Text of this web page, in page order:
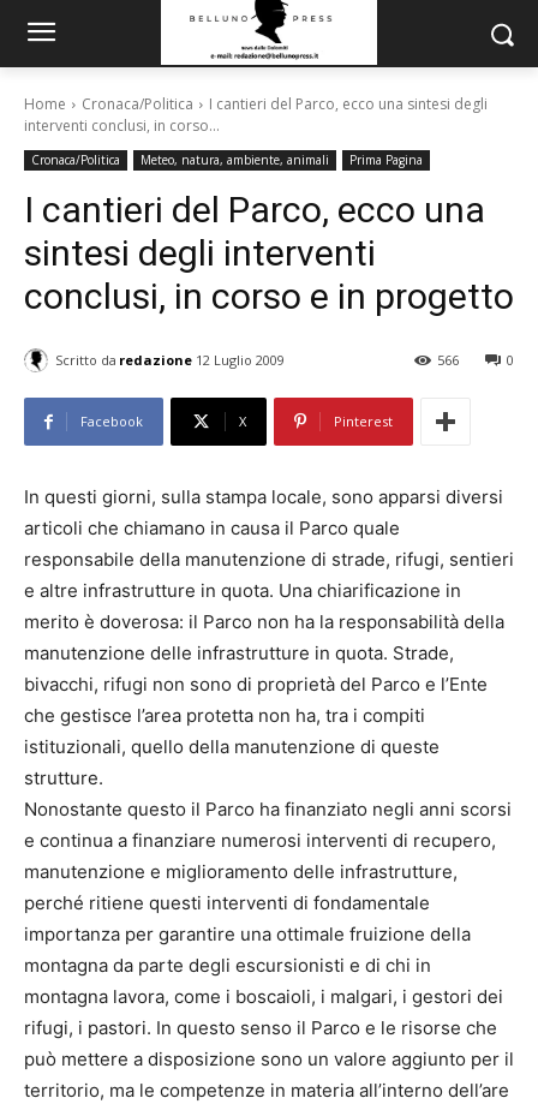
Home Cronaca/Politica
I cantieri del Parco, ecco una sintesi degli
interventi conclusi, in corso...
Cronaca/Politica Meteo, natura, ambiente, animali Prima Pagina
I cantieri del Parco, ecco una
sintesi degli interventi
conclusi, in corso e in progetto
Scritto da redazione 12 Luglio 2009 0
566
Facebook X Pinterest
In questi giorni, sulla stampa locale, sono apparsi diversi
articoli che chiamano in causa il Parco quale
responsabile della manutenzione di strade, rifugi, sentieri
e altre infrastrutture in quota. Una chiarificazione in
merito è doverosa: il Parco non ha la responsabilità della
manutenzione delle infrastrutture in quota. Strade,
bivacchi, rifugi non sono di proprietà del Parco e l’Ente
che gestisce l’area protetta non ha, tra i compiti
istituzionali, quello della manutenzione di queste
strutture.
Nonostante questo il Parco ha finanziato negli anni scorsi
e continua a finanziare numerosi interventi di recupero,
manutenzione e miglioramento delle infrastrutture,
perché ritiene questi interventi di fondamentale
importanza per garantire una ottimale fruizione della
montagna da parte degli escursionisti e di chi in
montagna lavora, come i boscaioli, i malgari, i gestori dei
rifugi, i pastori. In questo senso il Parco e le risorse che
può mettere a disposizione sono un valore aggiunto per il
territorio, ma le competenze in materia all’interno dell’are